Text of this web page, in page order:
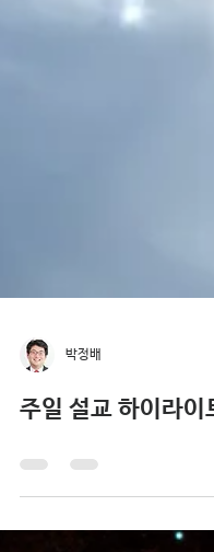
박정배
주일 설교 하이라이트